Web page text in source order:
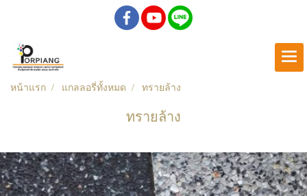
หน้าแรก แกลลอรี่ทั้งหมด ทรายล้าง
ทรายล้าง